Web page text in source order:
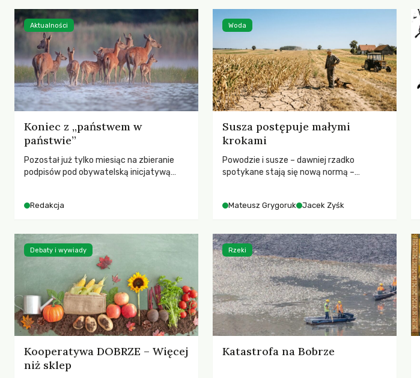
Koniec z „państwem w
państwie”
Pozostał już tylko miesiąc na zbieranie
podpisów pod obywatelską inicjatywą
pełną mobilizację, ponieważ projekt
rozwiązania dla przyrody i zwierząt,
radykalnie zmieniając dotychczasowy
paradygmat funkcjonowania łowiectwa w
Polsce.
Redakcja
Aktualności
Susza postępuje małymi
krokami
Powodzie i susze – dawniej rzadko
spotykane stają się nową normą –
SGGW.
Mateusz Grygoruk Jacek Zyśk
Woda
Kooperatywa DOBRZE – Więcej
niż sklep
Debaty i wywiady
Katastrofa na Bobrze
Rzeki